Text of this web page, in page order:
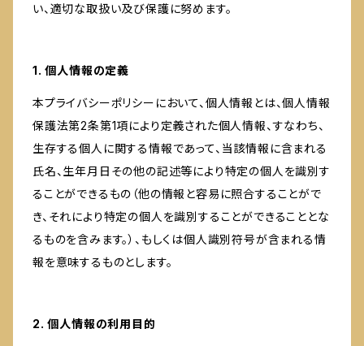
い、適切な取扱い及び保護に努めます。
1. 個人情報の定義
本プライバシーポリシーにおいて、個人情報とは、個人情報
保護法第2条第1項により定義された個人情報、すなわち、
生存する個人に関する情報であって、当該情報に含まれる
氏名、生年月日その他の記述等により特定の個人を識別す
ることができるもの（他の情報と容易に照合することがで
き、それにより特定の個人を識別することができることとな
るものを含みます。）、もしくは個人識別符号が含まれる情
報を意味するものとします。
2. 個人情報の利用目的